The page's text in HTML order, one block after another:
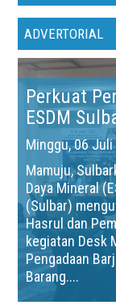
ADVERTORIAL
Perkuat
ESDM
Minggu, 06
Mamuju,
Daya Mineral
(Sulbar)
Hasrul dan
kegiatan Desk
Pengadaan
Barang....